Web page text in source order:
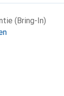
(Bring-In)